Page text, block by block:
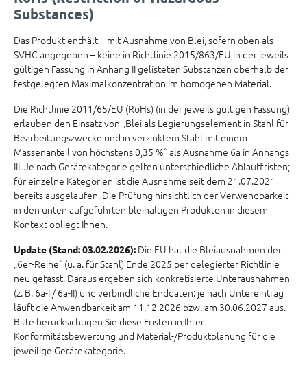
Substances)
Das Produkt enthält – mit Ausnahme von Blei, sofern oben als
SVHC angegeben – keine in Richtlinie 2015/863/EU in der jeweils
gültigen Fassung in Anhang II gelisteten Substanzen oberhalb der
festgelegten Maximalkonzentration im homogenen Material.
Die Richtlinie 2011/65/EU (RoHs) (in der jeweils gültigen Fassung)
erlauben den Einsatz von „Blei als Legierungselement in Stahl für
Bearbeitungszwecke und in verzinktem Stahl mit einem
Massenanteil von höchstens 0,35 %“ als Ausnahme 6a in Anhangs
III. Je nach Gerätekategorie gelten unterschiedliche Ablauffristen;
für einzelne Kategorien ist die Ausnahme seit dem 21.07.2021
bereits ausgelaufen. Die Prüfung hinsichtlich der Verwendbarkeit
in den unten aufgeführten bleihaltigen Produkten in diesem
Kontext obliegt Ihnen.
Update (Stand: 03.02.2026): Die EU hat die Bleiausnahmen der
„6er-Reihe“ (u. a. für Stahl) Ende 2025 per delegierter Richtlinie
neu gefasst. Daraus ergeben sich konkretisierte Unterausnahmen
(z. B. 6a-I / 6a-II) und verbindliche Enddaten: je nach Untereintrag
läuft die Anwendbarkeit am 11.12.2026 bzw. am 30.06.2027 aus.
Bitte berücksichtigen Sie diese Fristen in Ihrer
Konformitätsbewertung und Material-/Produktplanung für die
jeweilige Gerätekategorie.